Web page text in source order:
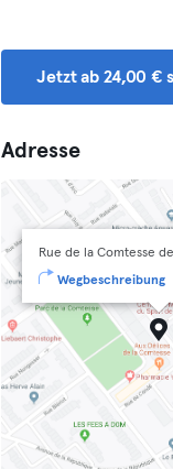
Jetzt ab 24,00 €
Adresse
Rue de la Comtesse
Wegbeschreibung